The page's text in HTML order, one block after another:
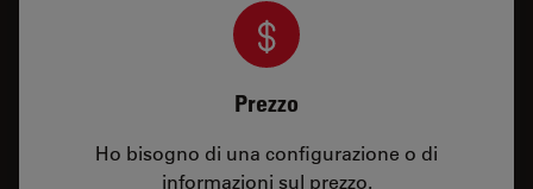
Prezzo
Ho bisogno di una configurazione o di
informazioni sul prezzo.